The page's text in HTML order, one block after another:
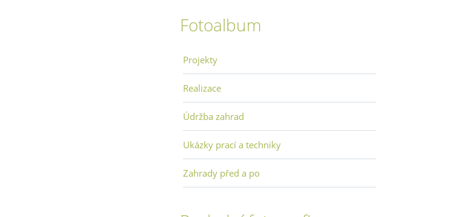
Fotoalbum
Projekty
Realizace
Údržba zahrad
Ukázky prací a techniky
Zahrady před a po